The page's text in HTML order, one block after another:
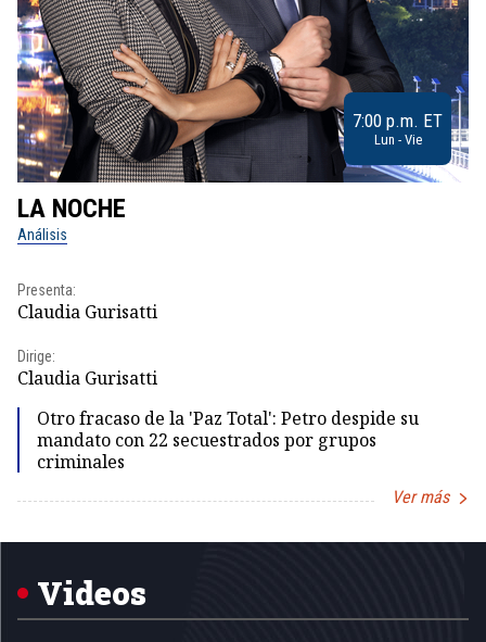
7:00 p.m. ET
Lun - Vie
LA NOCHE
Análisis
Presenta:
Claudia Gurisatti
Dirige:
Claudia Gurisatti
Otro fracaso de la 'Paz Total': Petro despide su
mandato con 22 secuestrados por grupos
criminales
Ver más
1
Videos